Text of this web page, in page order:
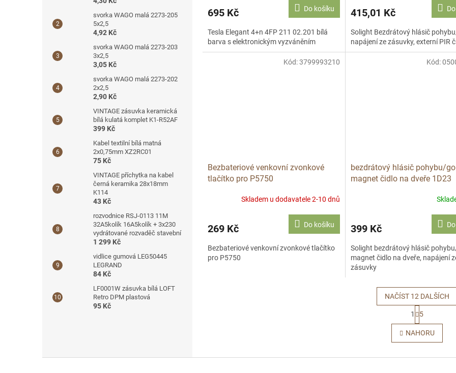
svorka WAGO malá 2273-205
5x2,5
4,92 Kč
svorka WAGO malá 2273-203
3x2,5
3,05 Kč
svorka WAGO malá 2273-202
2x2,5
2,90 Kč
VINTAGE zásuvka keramická
bílá kulatá komplet K1-R52AF
399 Kč
Kabel textilní bílá matná
2x0,75mm XZ2RC01
75 Kč
VINTAGE příchytka na kabel
černá keramika 28x18mm
K114
43 Kč
rozvodnice RSJ-0113 11M
32A5kolík 16A5kolík + 3x230
vydrátované rozvaděč stavební
1 299 Kč
vidlice gumová LEG50445
LEGRAND
84 Kč
LF0001W zásuvka bílá LOFT
Retro DPM plastová
95 Kč
695 Kč Do košíku
Tesla Elegant 4+n 4FP 211 02.201 bílá
barva s elektronickým vyzváněním
415,01 Kč
Solight Bezdrátový hlásič
napájení ze zásuvky, externí PIR
Bezbateriové venkovní zvonkové
tlačítko pro P5750
Skladem u dodavatele 2-10 dnů
269 Kč Do košíku
Bezbateriové venkovní zvonkové tlačítko
pro P5750
Kód:3799993210
bezdrátový hlásič pohybu/
magnet čidlo na dveře 1D23
399 Kč
Solight bezdrátový hlásič
magnet čidlo na dveře, napájení
zásuvky
Kód:
O
v
l
d
NAČÍST 12 DALŠÍCH
S
t
r
á
n
o
1 5
NAHORU